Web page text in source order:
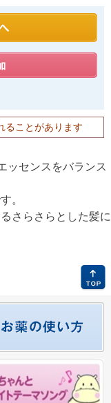
ることがあります
ッセンスをバランス
。
さらさらとした髪に